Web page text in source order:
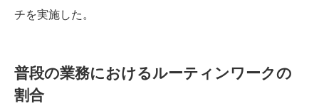
チを実施した。
普段の業務におけるルーティンワークの
割合